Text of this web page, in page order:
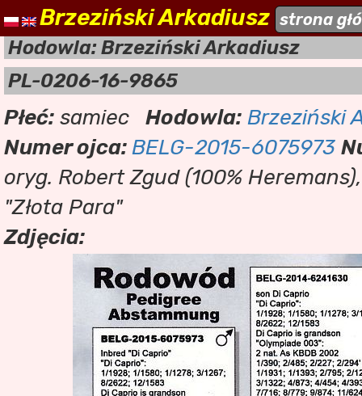
naszehodowle.pl
Brzeziński Arkadiusz strona
Hodowla: Brzeziński Arkadiusz
PL-0206-16-9865
Płeć: samiec Hodowla: Brzeziński
Numer ojca:BELG-2015-6075973
oryg. Robert Zgud (100%
"Złota Para"
Zdjęcia: